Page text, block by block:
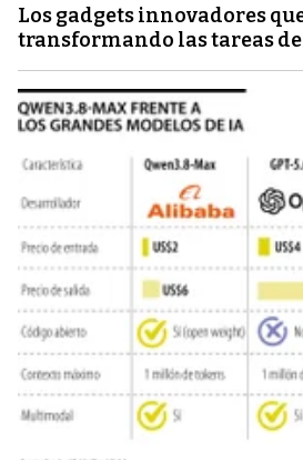
Los gadgets innovadores
transformando las tareas